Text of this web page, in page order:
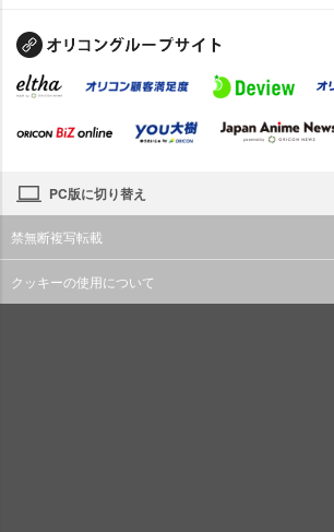
PC版に切り替え
禁無断複写転載
クッキーの使用について